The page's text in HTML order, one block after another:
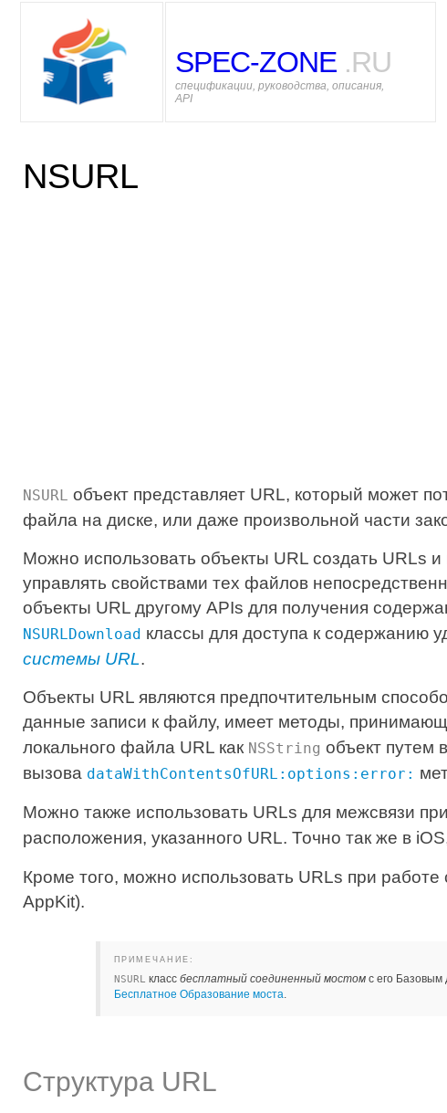
SPEC-ZONE .RU
спецификации, руководства, описания,
API
NSURL
NSURL объект представляет URL, который может
файла на диске, или даже произвольной части
Можно использовать объекты URL создать URLs
управлять свойствами тех файлов
объекты URL другому APIs для получения
NSURLDownload классы для доступа к содержанию
системы URL.
Объекты URL являются предпочтительным
данные записи к файлу, имеет методы,
локального файла URL как NSString объект путем
вызова dataWithContentsOfURL:options:error:
Можно также использовать URLs для межсвязи
расположения, указанного URL. Точно так же в
Кроме того, можно использовать URLs при
AppKit).
ПРИМЕЧАНИЕ:
NSURL класс бесплатный соединенный мостомс его Базовым
Бесплатное Образование моста.
Структура URL